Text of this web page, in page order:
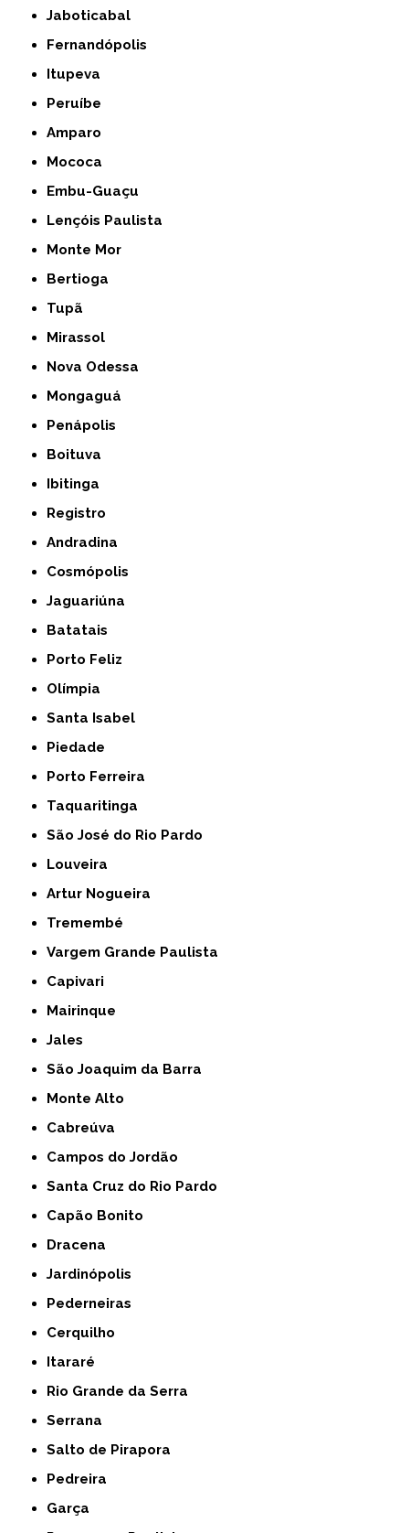
Jaboticabal
Fernandópolis
Itupeva
Peruíbe
Amparo
Mococa
Embu-Guaçu
Lençóis Paulista
Monte Mor
Bertioga
Tupã
Mirassol
Nova Odessa
Mongaguá
Penápolis
Boituva
Ibitinga
Registro
Andradina
Cosmópolis
Jaguariúna
Batatais
Porto Feliz
Olímpia
Santa Isabel
Piedade
Porto Ferreira
Taquaritinga
São José do Rio Pardo
Louveira
Artur Nogueira
Tremembé
Vargem Grande Paulista
Capivari
Mairinque
Jales
São Joaquim da Barra
Monte Alto
Cabreúva
Campos do Jordão
Santa Cruz do Rio Pardo
Capão Bonito
Dracena
Jardinópolis
Pederneiras
Cerquilho
Itararé
Rio Grande da Serra
Serrana
Salto de Pirapora
Pedreira
Garça